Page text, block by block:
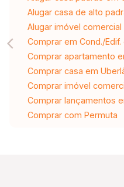
Alugar casa de alto
Alugar imóvel comercial
Comprar em Cond./
Comprar apartamento
Comprar casa em
Comprar imóvel
Comprar lançamentos
Comprar com Permuta